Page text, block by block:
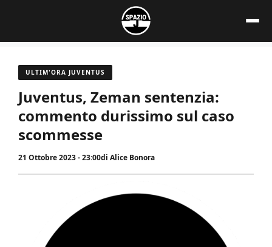
contenuto
ULTIM'ORA JUVENTUS
Juventus, Zeman sentenzia:
commento durissimo sul caso
scommesse
21 Ottobre 2023 - 23:00di Alice Bonora